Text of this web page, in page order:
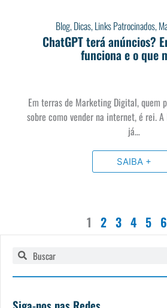
Blog,Dicas,Links Patrocinados,
ChatGPT terá anúncios?
funciona e o que
Em terras de Marketing Digital, quem
sobre como vender na internet, é rei.
já…
SAIBA +
1 2 3 4 5 6
Pesquisar
Pesquisar